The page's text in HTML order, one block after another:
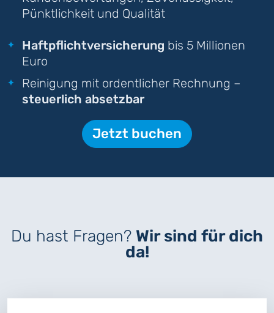
Pünktlichkeit und Qualität
Haftpflichtversicherung bis 5 Millionen
Euro
Reinigung mit ordentlicher Rechnung –
steuerlich absetzbar
Jetzt buchen
Du hast Fragen? Wir sind für dich
da!